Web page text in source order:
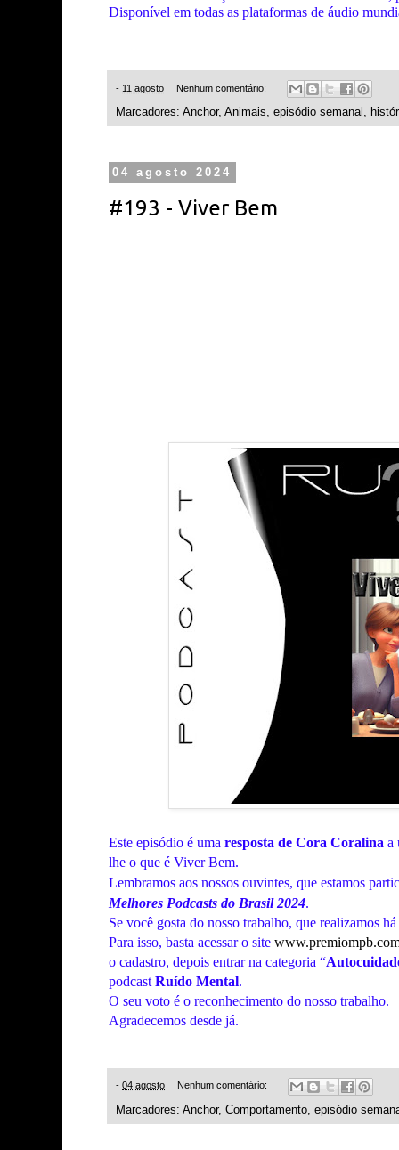
Disponível em todas as plataformas de áudio
- 11 agosto Nenhum comentário:
Marcadores: Anchor, Animais episódio semanal
04 agosto 2024
#193 - Viver Bem
Este episódio é uma resposta de Cora Coralina a
lhe o que é Viver Bem.
Lembramos aos nossos ouvintes, que estamos
Melhores Podcasts do Brasil 2024.
Se você gosta do nosso trabalho, que realizamos
Para isso, basta acessar o site
o cadastro, depois entrar na categoria “
podcast Ruído Mental.
O seu voto é o reconhecimento do nosso trabalho.
Agradecemos desde já.
- 04 agosto Nenhum comentário:
Marcadores: Anchor, Comportamento episódio